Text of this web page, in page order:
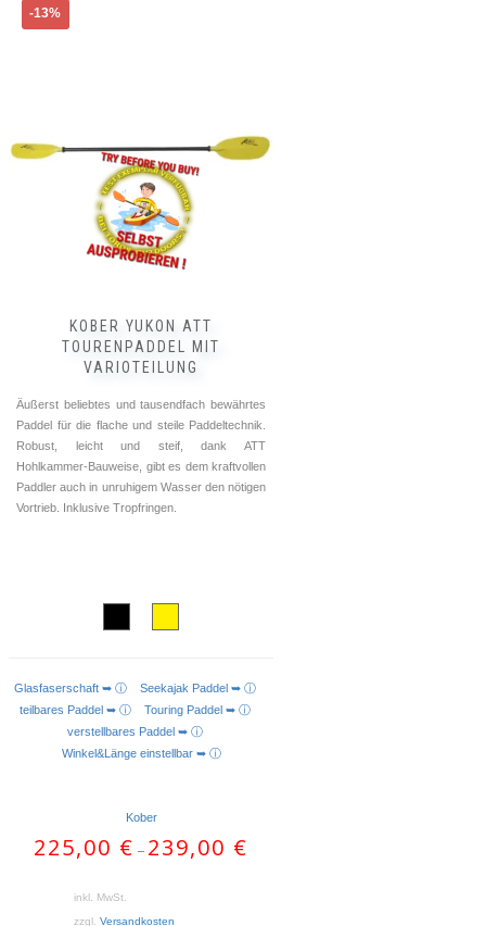
-13%
KOBER YUKON ATT
TOURENPADDEL MIT
VARIOTEILUNG
Äußerst beliebtes und tausendfach bewährtes
Paddel für die flache und steile Paddeltechnik.
Robust, leicht und steif, dank ATT
Hohlkammer-Bauweise, gibt es dem kraftvollen
Paddler auch in unruhigem Wasser den nötigen
Vortrieb. Inklusive Tropfringen.
AUSFÜHRUNG WÄHLEN
Glasfaserschaft ➥ ⓘ Seekajak Paddel ➥ ⓘ
teilbares Paddel ➥ ⓘ Touring Paddel ➥ ⓘ
verstellbares Paddel ➥ ⓘ
Winkel&Länge einstellbar ➥ ⓘ
Kober
225,00 € – 239,00 €
inkl. MwSt.
zzgl. Versandkosten
Dieses
Produkt
Optionen